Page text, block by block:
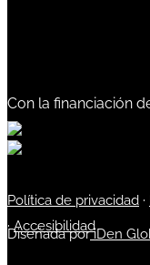
Con la financiación
Política de privacidad ·
·Accesibilidad
Diseñada poriDen